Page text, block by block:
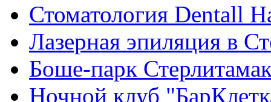
Стоматология Dentall
Лазерная эпиляция в
Боше-парк
Ночной клуб